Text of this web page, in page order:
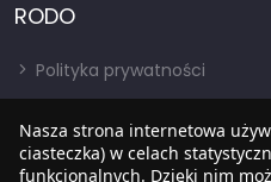
RODO
Polityka prywatności
RODO
Nasza strona internetowa
ciasteczka) w celach
funkcjonalnych. Dzięki nim